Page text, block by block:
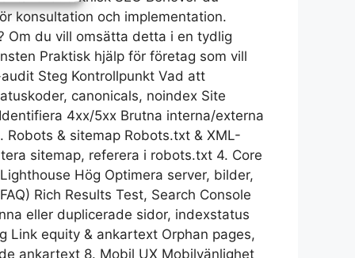
konsultation och implementation.
Om du vill omsätta detta i en tydlig
Praktisk hjälp för företag som vill
Steg Kontrollpunkt Vad att
canonicals, noindex Site
4xx/5xx Brutna interna/externa
& sitemap Robots.txt & XML-
sitemap, referera i robots.txt 4. Core
Hög Optimera server, bilder,
Rich Results Test, Search Console
eller duplicerade sidor, indexstatus
Link equity & ankartext Orphan pages,
ankartext 8. Mobil UX Mobilvänlighet